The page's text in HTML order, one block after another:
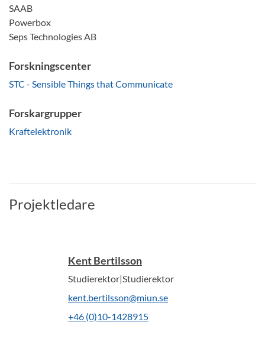
SAAB
Powerbox
Seps Technologies AB
Forskningscenter
STC - Sensible Things that Communicate
Forskargrupper
Kraftelektronik
Projektledare
Kent Bertilsson
Studierektor|Studierektor
kent.bertilsson@miun.se
+46 (0)10-1428915